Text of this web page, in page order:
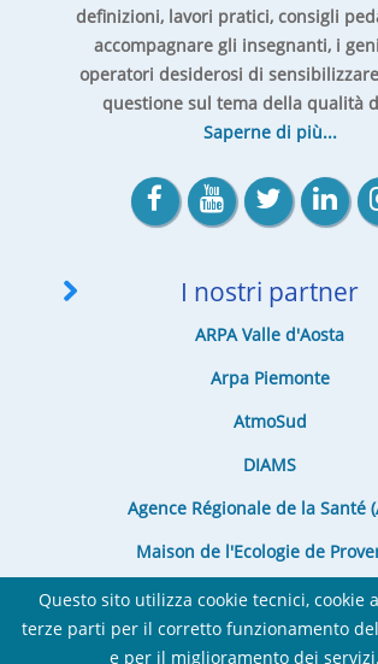
definizioni, lavori pratici, consigli
accompagnare gli insegnanti, i
operatori desiderosi di
questione sul tema della qualità
Saperne di più...
I nostri partner
ARPA Valle d'Aosta
Arpa Piemonte
AtmoSud
DIAMS
Agence Régionale de la Santé
Maison de l'Ecologie de
Questo sito utilizza cookie tecnici, cookie
terze parti per il corretto funzionamento
e per il miglioramento dei servizi.